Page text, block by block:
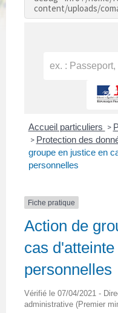
content/uploads/
Accueil particuliers >
> Protection des
groupe en justice en
personnelles
Fiche pratique
Action de
cas
personnelles
Vérifié le 07/04/2021 -
administrative (Premier